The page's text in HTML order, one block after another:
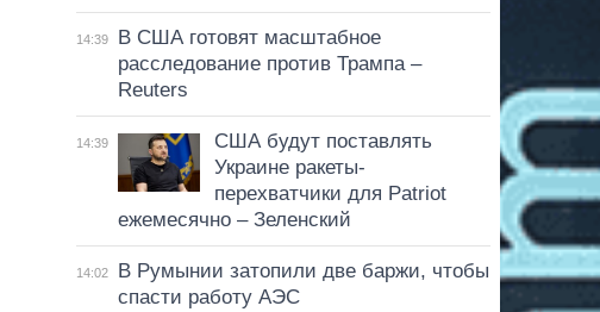
14:39
В США готовят масштабное
расследование против Трампа –
Reuters
14:39
США будут поставлять
Украине ракеты-
перехватчики для Patriot
ежемесячно – Зеленский
14:02
В Румынии затопили две баржи, чтобы
спасти работу АЭС